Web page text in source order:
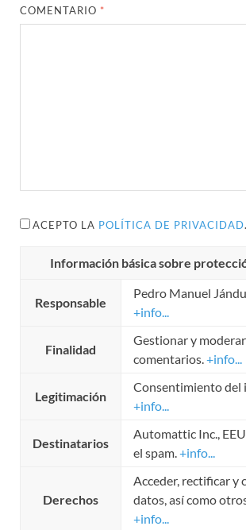
COMENTARIO *
ACEPTO LA POLÍTICA DE PRIVACIDAD.
Información básica sobre
Responsable
Pedro Manuel
+info...
Finalidad
Gestionar y
comentarios. +info...
Legitimación
Consentimiento del
+info...
Destinatarios
Automattic Inc.,
el spam. +info...
Derechos
Acceder, rectificar y
datos, así como
+info...